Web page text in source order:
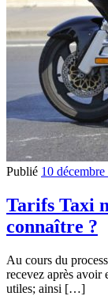
Publié 10
Tarifs Taxi
connaître ?
Au cours du
recevez après avoir
utiles; ainsi […]